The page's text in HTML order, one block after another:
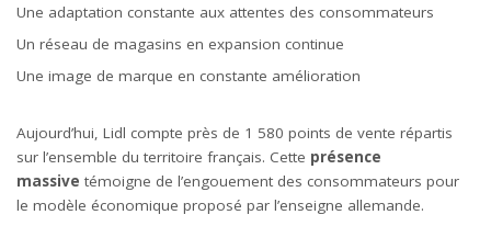
Une adaptation constante aux attentes des consommateurs
Un réseau de magasins en expansion continue
Une image de marque en constante amélioration
Aujourd’hui, Lidl compte près de 1 580 points de vente répartis
sur l’ensemble du territoire français. Cette présence
massive témoigne de l’engouement des consommateurs pour
le modèle économique proposé par l’enseigne allemande.